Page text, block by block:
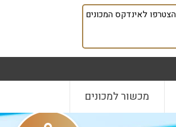
הצטרפו לאינדקס המכונים
מכשור למכונים